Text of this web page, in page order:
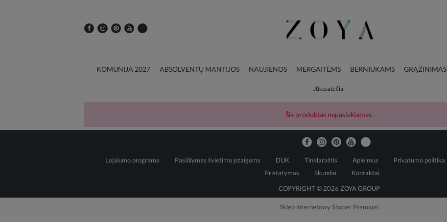
KOMUNIJA 2027 ABSOLVENTŲ MANTIJOS NAUJIENOS MERGAITĖMS BERNIUKAMS GRĄŽINIMAS
Jūs esate čia:
Šis produktas nepasiekiamas.
Lojalumo programa Pasiūlymas švietimo įstaigoms DUK Tinklaraštis Apie mus Privatumo politika
Pristatymas
Skundai
Kontaktai
COPYRIGHT © 2026 ZOYA GROUP
Sklep internetowy Shoper Premium